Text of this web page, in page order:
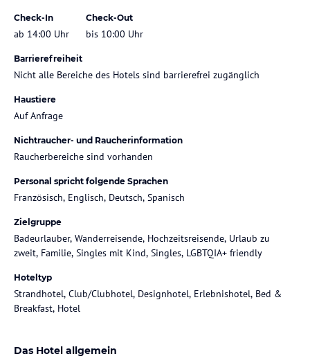
Check-In
ab 14:00 Uhr
Check-Out
bis 10:00 Uhr
Barrierefreiheit
Nicht alle Bereiche des Hotels sind barrierefrei zugänglich
Haustiere
Auf Anfrage
Nichtraucher- und Raucherinformation
Raucherbereiche sind vorhanden
Personal spricht folgende Sprachen
Französisch, Englisch, Deutsch, Spanisch
Zielgruppe
Badeurlauber, Wanderreisende, Hochzeitsreisende, Urlaub zu
zweit, Familie, Singles mit Kind, Singles, LGBTQIA+ friendly
Hoteltyp
Strandhotel, Club/Clubhotel, Designhotel, Erlebnishotel, Bed &
Breakfast, Hotel
Das Hotel allgemein